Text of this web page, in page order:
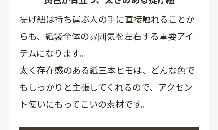
提げ紐は持ち運ぶ人の手に直接触れることか
らも、紙袋全体の雰囲気を左右する重要アイ
テムになります。
太く存在感のある紙三本ヒモは、どんな色で
もしっかりと主張してくれるので、アクセン
ト使いにもってこいの素材です。